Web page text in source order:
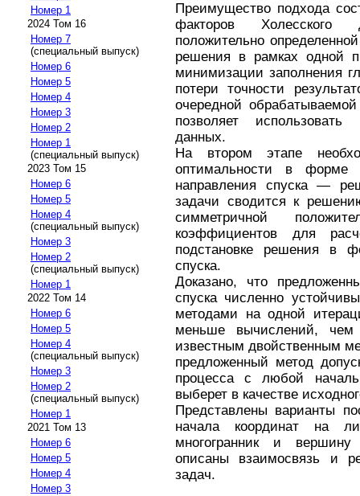
Номер 1
2024 Том 16
Номер 7
(специальный выпуск)
Номер 6
Номер 5
Номер 4
Номер 3
Номер 2
Номер 1
(специальный выпуск)
2023 Том 15
Номер 6
Номер 5
Номер 4
(специальный выпуск)
Номер 3
Номер 2
(специальный выпуск)
Номер 1
2022 Том 14
Номер 6
Номер 5
Номер 4
(специальный выпуск)
Номер 3
Номер 2
(специальный выпуск)
Номер 1
2021 Том 13
Номер 6
Номер 5
Номер 4
Номер 3
Преимущество подхода
факторов Холесского
положительно
решения в рамках одной
минимизации заполнения
потери точности
очередной
позволяет
данных.
На втором этапе
оптимальности в форме
направления спуска —
задачи сводится к
симметричной
коэффициентов для
подстановке решения в
спуска.
Доказано, что
спуска численно
методами на одной
меньше вычислений,
известным двойственным
предложенный метод
процесса с любой
выберет в качестве
Представлены варианты
начала координат на
многогранник и вершину
описаны взаимосвязь и
задач.